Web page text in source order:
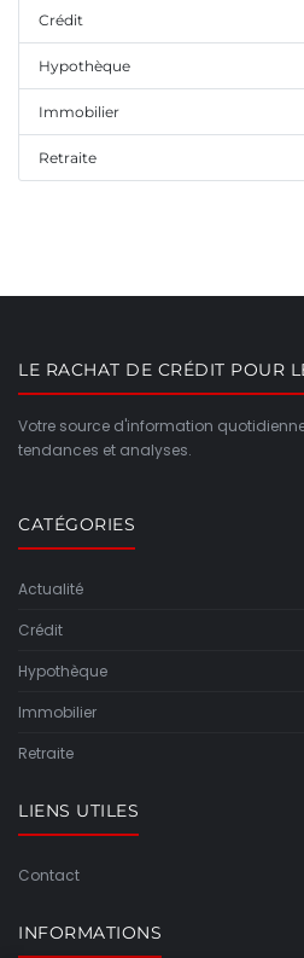
Crédit
Hypothèque
Immobilier
Retraite
LE RACHAT DE CRÉDIT POUR
Votre source d'information
tendances et analyses.
CATÉGORIES
Actualité
Crédit
Hypothèque
Immobilier
Retraite
LIENS UTILES
Contact
INFORMATIONS